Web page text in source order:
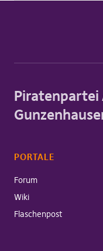
Piratenpartei
PORTALE
Forum
Wiki
Flaschenpost